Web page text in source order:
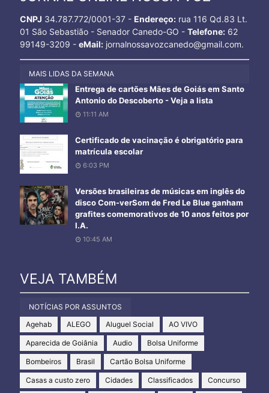
CNPJ 34.787.772/0001-37 - Endereço:rua 116 Qd.83 Lt.
01 São Sebastião - Senador Canedo-GO - Telefone:62
99149-3209 - eMail:jornalnossavozcanedo@gmail.com.
MAIS LIDAS DA SEMANA
Entrega de cartões Mães de Goiás em Santo
Antonio do Descoberto - Veja a lista
11:11 AM
Certificado de vacinação é obrigatório para
matrícula escolar
6:03 PM
Versões brasileiras de músicas em inglês do
disco Com-verSom de Fred Le Blue ganham
grafites comemorativos de 10 anos feitos por
I.A.
10:45 AM
VEJA TAMBÉM
NOTÍCIAS POR ASSUNTOS
Agehab
ALEGO Aluguel Social AO VIVO
Aparecida de Goiânia Audio Bolsa Uniforme
Bombeiros Brasil Cartão Bolsa Uniforme
Casas a custo zero Cidades Classificados Concurso